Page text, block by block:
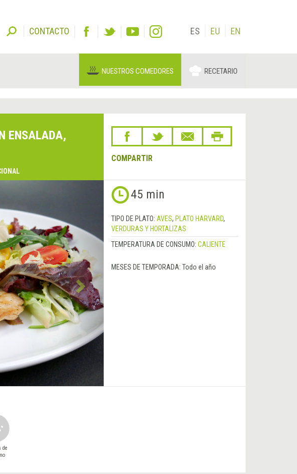
CONTACTO ES EU EN
NUESTROS COMEDORES RECETARIO
ENSALADA,
COMPARTIR
Siguiente
&rsaquo; 45 min
TIPO DE PLATO: AVES, PLATO HARVARD,
VERDURAS Y HORTALIZAS
TEMPERATURA DE CONSUMO: CALIENTE
MESES DE TEMPORADA: Todo el año
de